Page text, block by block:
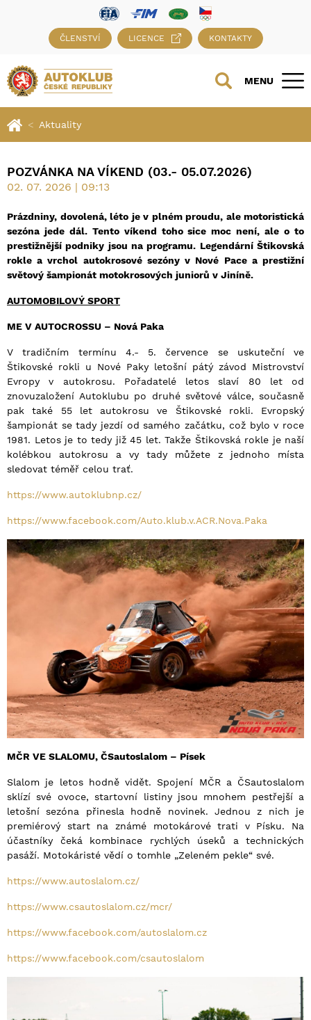
ČLENSTVÍ LICENCE KONTAKTY
MENU
Aktuality
POZVÁNKA NA VÍKEND (03.- 05.07.2026)
02. 07. 2026 | 09:13
Prázdniny, dovolená, léto je v plném proudu, ale motoristická
sezóna jede dál. Tento víkend toho sice moc není, ale o to
prestižnější podniky jsou na programu. Legendární Štikovská
rokle a vrchol autokrosové sezóny v Nové Pace a prestižní
světový šampionát motokrosových juniorů v Jiníně.
AUTOMOBILOVÝ SPORT
ME V AUTOCROSSU – Nová Paka
V tradičním termínu 4.- 5. července se uskuteční ve
Štikovské rokli u Nové Paky letošní pátý závod Mistrovství
Evropy v autokrosu. Pořadatelé letos slaví 80 let od
znovuzaložení Autoklubu po druhé světové válce, současně
pak také 55 let autokrosu ve Štikovské rokli. Evropský
šampionát se tady jezdí od samého začátku, což bylo v roce
1981. Letos je to tedy již 45 let. Takže Štikovská rokle je naší
kolébkou autokrosu a vy tady můžete z jednoho místa
sledovat téměř celou trať.
https://www.autoklubnp.cz/
https://www.facebook.com/Auto.klub.v.ACR.Nova.Paka
MČR VE SLALOMU, ČSautoslalom – Písek
Slalom je letos hodně vidět. Spojení MČR a ČSautoslalom
sklízí své ovoce, startovní listiny jsou mnohem pestřejší a
letošní sezóna přinesla hodně novinek. Jednou z nich je
premiérový start na známé motokárové trati v Písku. Na
účastníky čeká kombinace rychlých úseků a technických
pasáží. Motokáristé vědí o tomhle „Zeleném pekle“ své.
https://www.autoslalom.cz/
https://www.csautoslalom.cz/mcr/
https://www.facebook.com/autoslalom.cz
https://www.facebook.com/csautoslalom